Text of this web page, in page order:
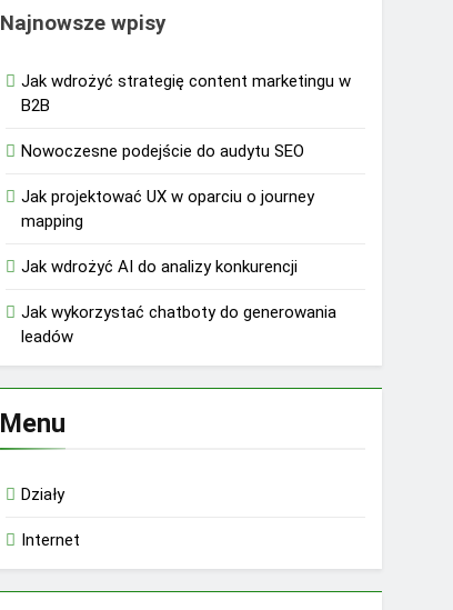
Najnowsze wpisy
Jak wdrożyć strategię content marketingu w
B2B
Nowoczesne podejście do audytu SEO
Jak projektować UX w oparciu o journey
mapping
Jak wdrożyć AI do analizy konkurencji
Jak wykorzystać chatboty do generowania
leadów
Menu
Działy
Internet